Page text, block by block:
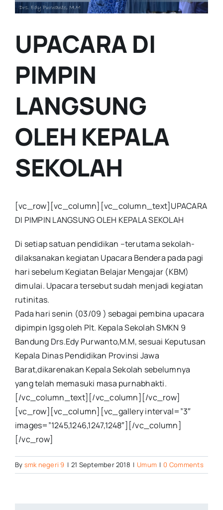
UPACARA DI
PIMPIN
LANGSUNG
OLEH KEPALA
SEKOLAH
[vc_row][vc_column][vc_column_text]UPACARA
DI PIMPIN LANGSUNG OLEH KEPALA SEKOLAH
Di setiap satuan pendidikan –terutama sekolah-
dilaksanakan kegiatan Upacara Bendera pada pagi
hari sebelum Kegiatan Belajar Mengajar (KBM)
dimulai. Upacara tersebut sudah menjadi kegiatan
rutinitas.
Pada hari senin (03/09 ) sebagai pembina upacara
dipimpin lgsg oleh Plt. Kepala Sekolah SMKN 9
Bandung Drs.Edy Purwanto,M.M, sesuai Keputusan
Kepala Dinas Pendidikan Provinsi Jawa
Barat,dikarenakan Kepala Sekolah sebelumnya
yang telah memasuki masa purnabhakti.
[/vc_column_text][/vc_column][/vc_row]
[vc_row][vc_column][vc_gallery interval=”3″
images=”1245,1246,1247,1248″][/vc_column]
[/vc_row]
By smk negeri 9 | 21 September 2018 | Umum | 0 Comments